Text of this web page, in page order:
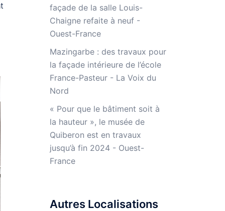
façade de la salle Louis-
Chaigne refaite à neuf -
Ouest-France
Mazingarbe : des travaux pour
la façade intérieure de l’école
France-Pasteur - La Voix du
Nord
« Pour que le bâtiment soit à
la hauteur », le musée de
Quiberon est en travaux
jusqu’à fin 2024 - Ouest-
France
Autres Localisations